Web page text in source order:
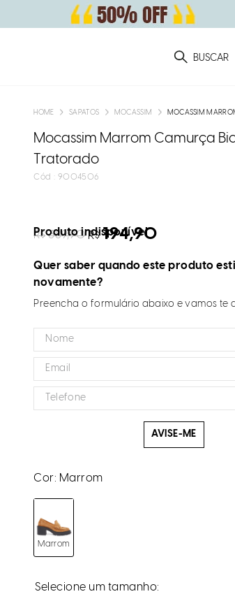
O que você está procurando?
SAPATOS MOCASSIM MOCASSIM
Mocassim Marrom Camurça
Tratorado
: 9004506
R$ 389,90 R$ 194,90
Produto indisponível
Quer saber quando este produto
novamente?
Preencha o formulário abaixo e vamos te
AVISE-ME
Cor: Marrom
Marrom